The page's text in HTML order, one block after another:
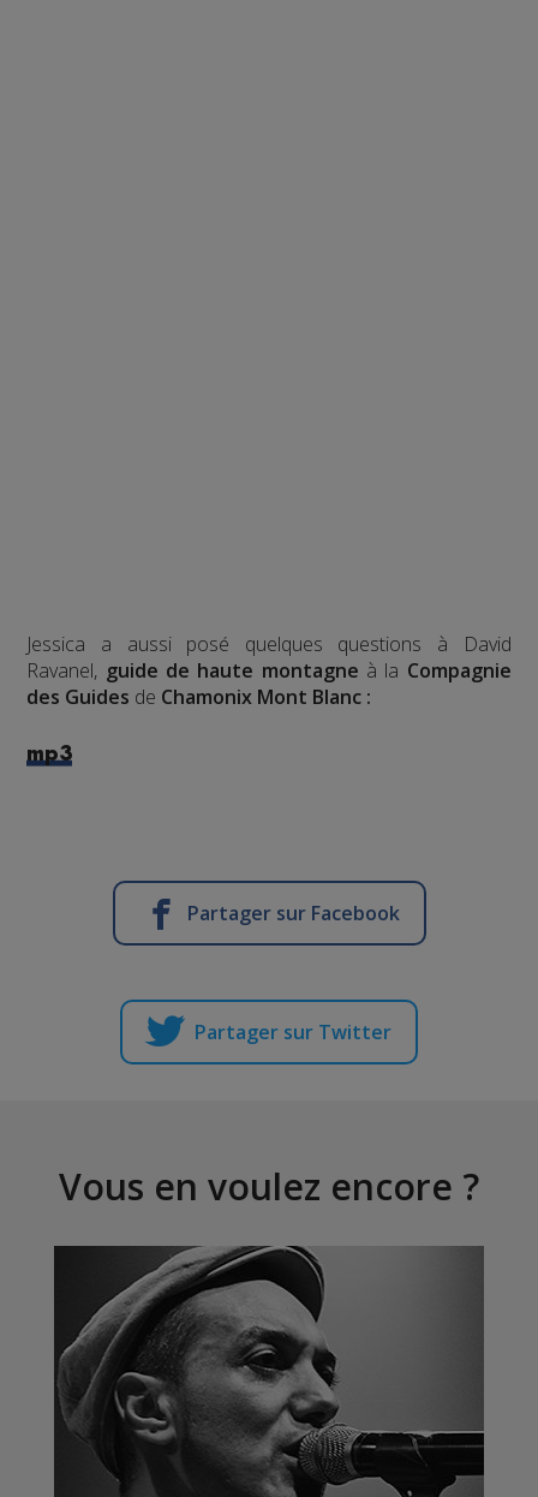
Jessica a aussi posé quelques questions à David
Ravanel, guide de haute montagne à la Compagnie
des Guides de Chamonix Mont Blanc :
mp3
Partager sur Facebook
Partager sur Twitter
Vous en voulez encore ?